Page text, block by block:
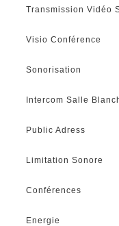
Transmission Vidéo
Visio Conférence
Sonorisation
Intercom Salle
Public Adress
Limitation Sonore
Conférences
Energie